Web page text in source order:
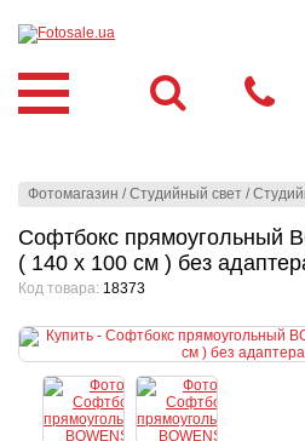
Фотомагазин /Студийный свет /
Софтбокс прямоугольный
( 140 х 100 см ) без
Код товара: 18373